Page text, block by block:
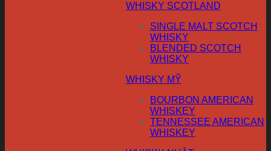
WHISKY SCOTLAND
SINGLE MALT SCOTCH
WHISKY
BLENDED SCOTCH
WHISKY
WHISKY MỸ
BOURBON AMERICAN
WHISKEY
TENNESSEE AMERICAN
WHISKEY